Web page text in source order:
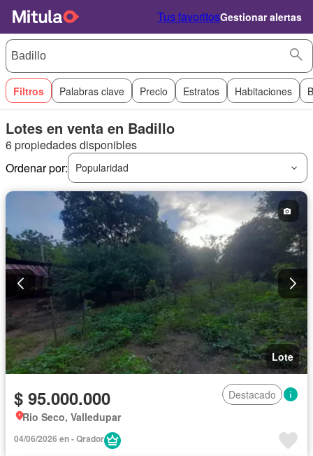
Tus favoritosGestionar alertas
Filtros Palabras clave Precio Estratos Habitaciones
Lotes en venta en Badillo
6 propiedades disponibles
Ordenar por:
Popularidad
Lote
$ 95.000.000
Destacado
Rio Seco, Valledupar
04/06/2026 en - Qrador